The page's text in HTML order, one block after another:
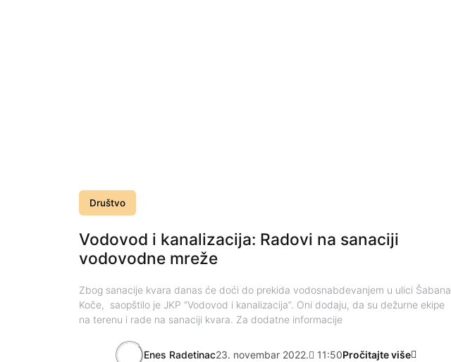
Društvo
Vodovod i kanalizacija: Radovi na sanaciji
vodovodne mreže
Zbog sanacije kvara danas će doći do prekida vodosnabdevanjem u ulici Šabana
Koče, saopštilo je JKP “Vodovod i kanalizacija”. Oni dodaju, da su dežurne ekipe
na terenu i rade na sanaciji kvara. Za dodatne informacije
Enes Radetinac23. novembar 2022. 11:50Pročitajte više